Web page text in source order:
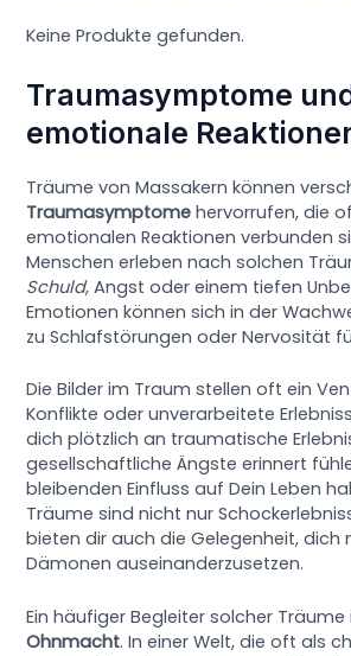
Keine Produkte gefunden.
Traumasymptome
emotionale
Träume von Massakern können
Traumasymptome hervorrufen, die
emotionalen Reaktionen verbunden
Menschen erleben nach solchen
Schuld, Angst oder einem tiefen
Emotionen können sich in der
zu Schlafstörungen oder Nervosität
Die Bilder im Traum stellen oft ein
Konflikte oder unverarbeitete
dich plötzlich an traumatische
gesellschaftliche Ängste erinnert
bleibenden Einfluss auf Dein Leben
Träume sind nicht nur
bieten dir auch die Gelegenheit, dich
Dämonen auseinanderzusetzen.
Ein häufiger Begleiter solcher
Ohnmacht. In einer Welt, die oft als